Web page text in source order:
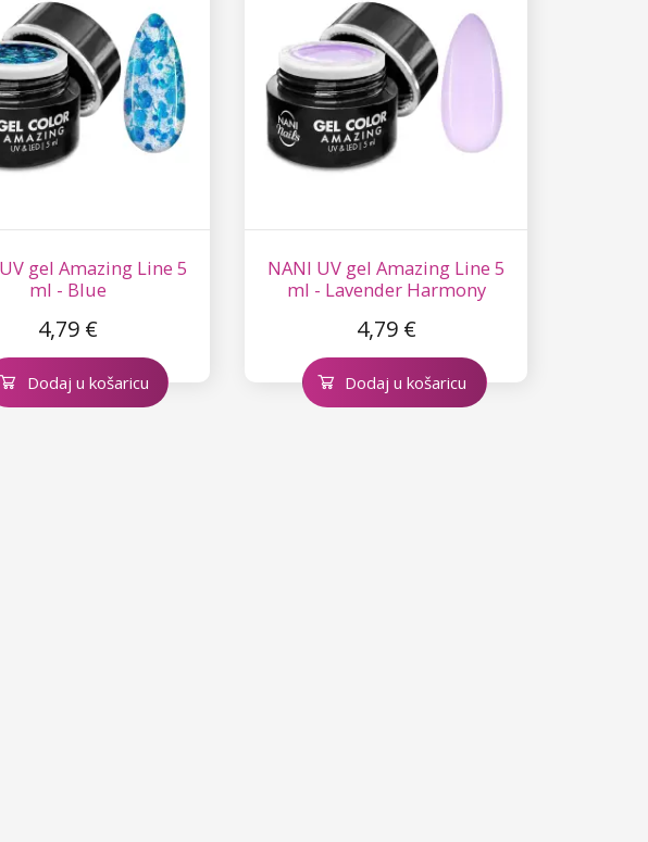
gel Amazing Line 5
ml - Blue
4,79 €
Dodaj u košaricu
NANI UV gel Amazing Line 5
ml - Lavender Harmony
4,79 €
Dodaj u košaricu